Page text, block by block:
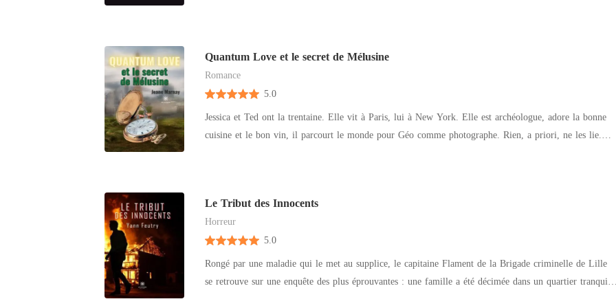
sentiments amoureux qu'elle a encore pour les hommes de son ancienne vie. L'amour sera-t-il plus fort
que le pouvoir des ténèbres ?
Quantum Love et le secret de Mélusine
Romance
5.0
Jessica et Ted ont la trentaine. Elle vit à Paris, lui à New York. Elle est archéologue, adore la bonne
cuisine et le bon vin, il parcourt le monde pour Géo comme photographe. Rien, a priori, ne les lie.
plusieurs années d'écriture et un hommage à sa défunte fille dont les notes ont inspiré une partie du
livre.
Le Tribut des Innocents
Horreur
5.0
Rongé par une maladie qui le met au supplice, le capitaine Flament de la Brigade criminelle de Lille
se retrouve sur une enquête des plus éprouvantes : une famille a été décimée dans un quartier